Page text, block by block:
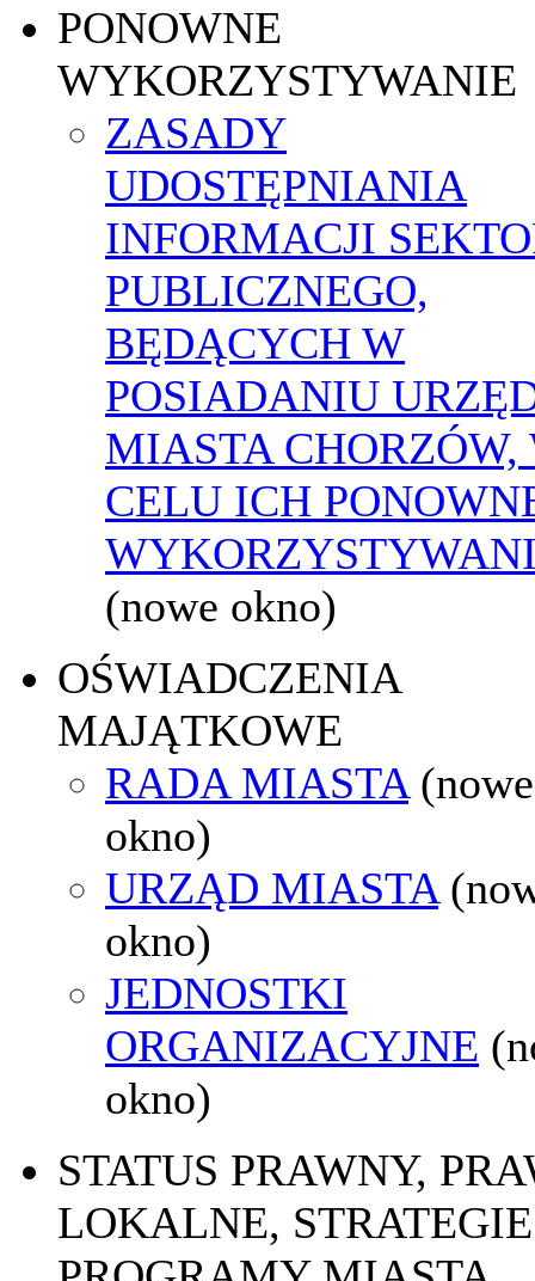
PONOWNE
WYKORZYSTYWANIE
ZASADY
UDOSTĘPNIANIA
INFORMACJI
PUBLICZNEGO,
BĘDĄCYCH W
POSIADANIU
MIASTA CHORZÓW,
CELU ICH
(nowe okno)
OŚWIADCZENIA
MAJĄTKOWE
RADA MIASTA (nowe
okno)
URZĄD MIASTA
okno)
JEDNOSTKI
ORGANIZACYJNE
okno)
STATUS PRAWNY,
LOKALNE,